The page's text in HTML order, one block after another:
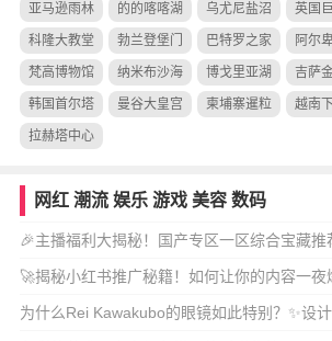
亚马逊雨林 的的喀喀湖 乌尤尼盐沼 英国
科隆大教堂 勃兰登堡门 巴特罗之家 阿尔
梵高博物馆 纳米布沙海 博戈里亚湖 吉萨
韩国首尔塔 曼谷大皇宫 柬埔寨暹粒 越南
拉赫塔中心
网红 潮流 娱乐 游戏 美容 数码
🎉主播福利大揭秘！国产专区一区综合宝藏推
🚀揭秘小红书推广秘籍！如何让你的内容一夜
为什么Rei Kawakubo的眼镜如此特别？✨设